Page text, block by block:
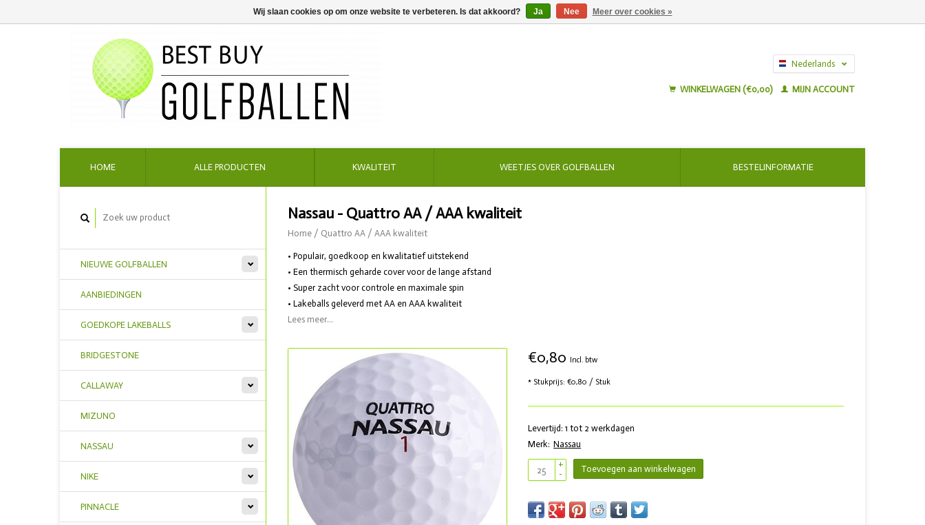
Nederlands
WINKELWAGEN (€0,00)
MIJN ACCOUNT
HOME ALLE PRODUCTEN KWALITEIT WEETJES OVER GOLFBALLEN BESTELINFORMATIE
NIEUWE GOLFBALLEN
AANBIEDINGEN
GOEDKOPE LAKEBALLS
BRIDGESTONE
CALLAWAY
MIZUNO
NASSAU
NIKE
PINNACLE
Nassau - Quattro AA / AAA kwaliteit
Home / Quattro AA / AAA kwaliteit
• Populair, goedkoop en kwalitatief uitstekend
• Een thermisch geharde cover voor de lange afstand
• Super zacht voor controle en maximale spin
• Lakeballs geleverd met AA en AAA kwaliteit
Lees meer...
€0,80 Incl. btw
* Stukprijs: €0,80 / Stuk
Levertijd: 1 tot 2 werkdagen
Merk: Nassau
+
-
Toevoegen aan winkelwagen
Wij slaan cookies op om onze website te verbeteren. Is dat akkoord? Ja Nee Meer over cookies »